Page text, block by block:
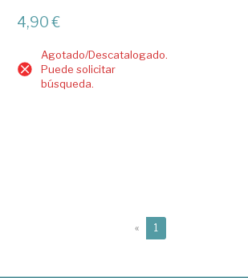
4,90 €
Agotado/Descatalogado.
Puede solicitar
búsqueda.
« 1